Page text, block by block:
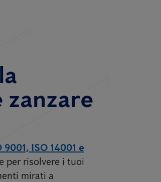
ISO 14001 e
per risolvere i tuoi
mirati a